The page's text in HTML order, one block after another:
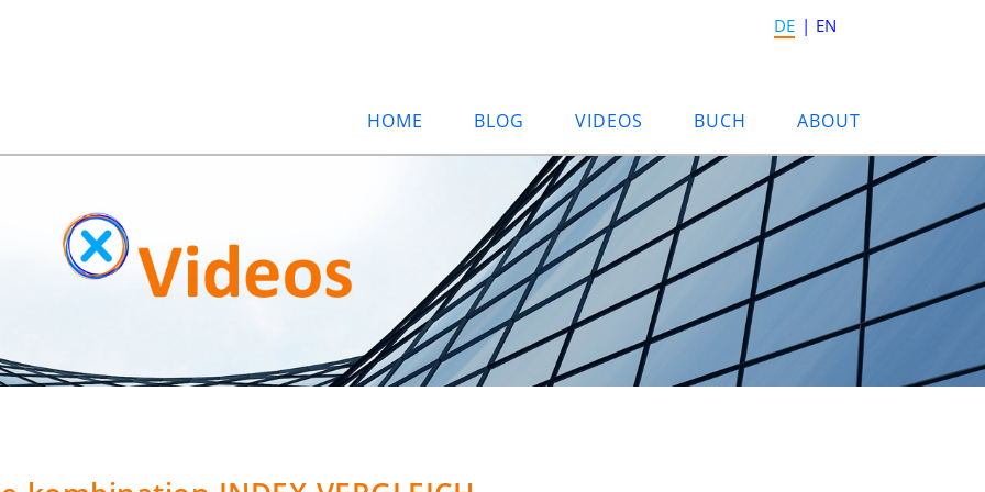
DE EN
HOME BLOG VIDEOS BUCH ABOUT